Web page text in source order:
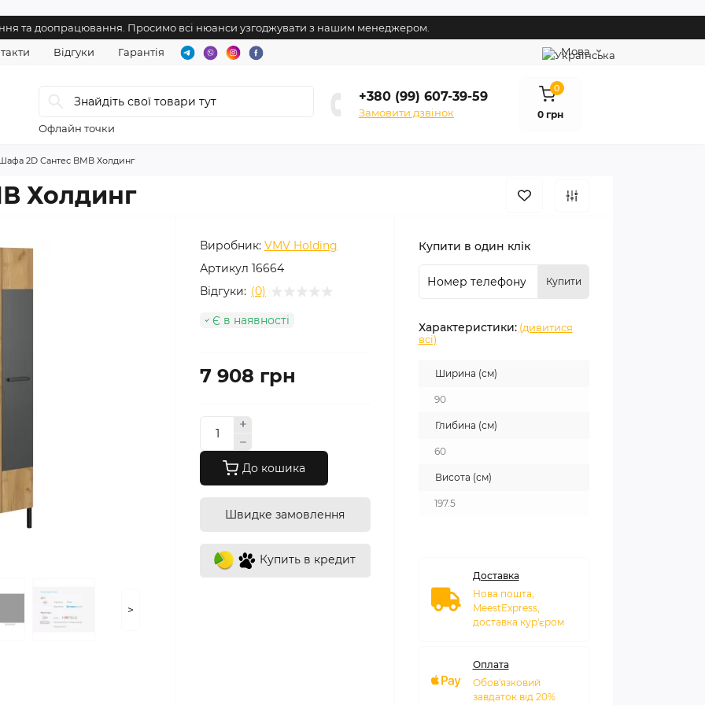
та доопрацювання. Просимо всі нюанси узгоджувати з нашим менеджером.
Відгуки Гарантія Мова
Офлайн точки
+380 (99) 607-39-59
Замовити дзвінок
0
0 грн
2D Сантес ВМВ Холдинг
Холдинг
>
Виробник: VMV Holding
Артикул 16664
Відгуки: (0)
Є в наявності
7 908 грн
До кошика
Купить в кредит
Швидке замовлення
Купити в один клік
Купити
Характеристики: (дивитися
всі)
Ширина (см)
90
Глибина (см)
60
Висота (см)
197.5
Доставка
Нова пошта,
MeestExpress,
доставка кур'єром
Оплата
Обов'язковий
завдаток від 20%